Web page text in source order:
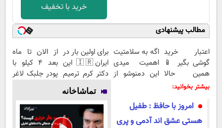
خرید با تخفیف
مطالب پیشنهادی
اعتبار خرید
گوشی بگیر 📱
همین حالا
درخواست اعتبار
اگه به سلامتیت
اهمیت میدی
این دمنوشو از
برای اولین بار در
ایران🇮🇷 این
دکتر کرم ترمیم
کننده 23 روزه
ساخت!
از الان تا ماه
بعد 4 کیلو با
پودر جلبک لاغر
بیشتر بخوانید:
امروز با حافظ : طفیل
هستی عشق اند آدمی و پری
تماشاخانه